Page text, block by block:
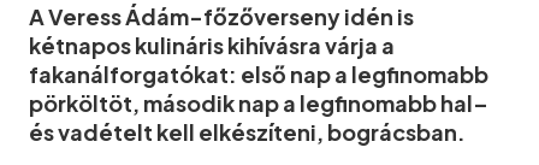
A Veress Ádám-főzőverseny idén is
kétnapos kulináris kihívásra várja a
fakanálforgatókat: első nap a legfinomabb
pörköltöt, második nap a legfinomabb hal–
és vadételt kell elkészíteni, bográcsban.